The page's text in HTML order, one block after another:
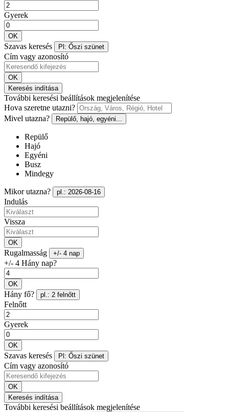
Gyerek
OK
Szavas keresés Pl: Őszi szünet
Cím vagy azonosító
OK
Keresés indítása
További keresési beállítások megjelenítése
Hova szeretne utazni?
Mivel utazna?
Repülő, hajó, egyéni...
Repülő
Hajó
Egyéni
Busz
Mindegy
Mikor utazna? pl.: 2026-08-16
Indulás
Vissza
OK
Rugalmasság +/- 4 nap
+/- 4 Hány nap?
OK
Hány fő? pl.: 2 felnőtt
Felnőtt
Gyerek
OK
Szavas keresés Pl: Őszi szünet
Cím vagy azonosító
OK
Keresés indítása
További keresési beállítások megjelenítése